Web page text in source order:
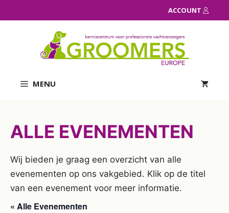
naar
ACCOUNT
MENU
ALLE EVENEMENTEN
Wij bieden je graag een overzicht van alle
evenementen op ons vakgebied. Klik op de titel
van een evenement voor meer informatie.
« Alle Evenementen